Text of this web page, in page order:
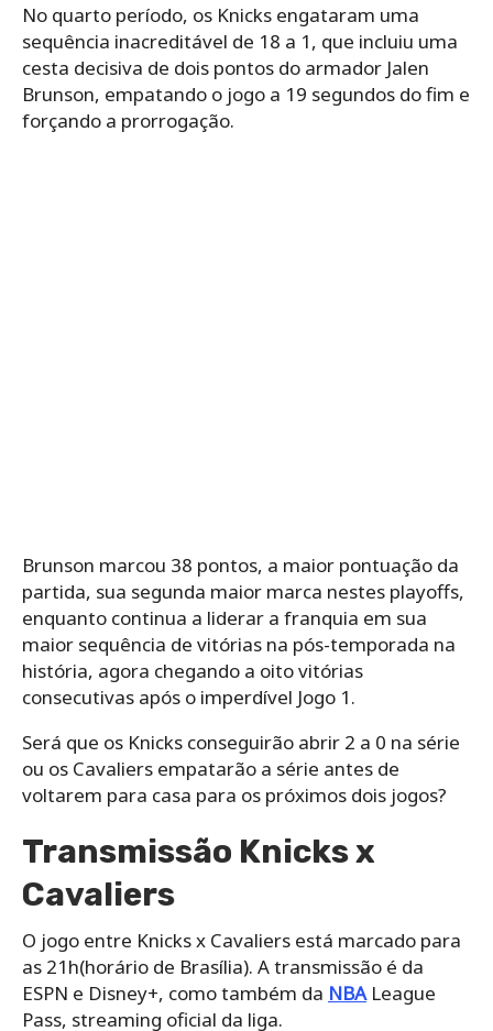
No quarto período, os Knicks engataram uma
sequência inacreditável de 18 a 1, que incluiu uma
cesta decisiva de dois pontos do armador Jalen
Brunson, empatando o jogo a 19 segundos do fim e
forçando a prorrogação.
Brunson marcou 38 pontos, a maior pontuação da
partida, sua segunda maior marca nestes playoffs,
enquanto continua a liderar a franquia em sua
maior sequência de vitórias na pós-temporada na
história, agora chegando a oito vitórias
consecutivas após o imperdível Jogo 1.
Será que os Knicks conseguirão abrir 2 a 0 na série
ou os Cavaliers empatarão a série antes de
voltarem para casa para os próximos dois jogos?
Transmissão Knicks x
Cavaliers
O jogo entre Knicks x Cavaliers está marcado para
as 21h(horário de Brasília). A transmissão é da
ESPN e Disney+, como também da NBALeague
Pass, streaming oficial da liga.